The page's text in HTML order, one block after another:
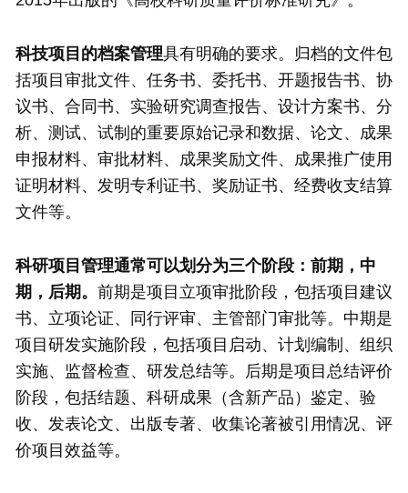
科技项目的档案管理具有明确的要求。归档的文件包
括项目审批文件、任务书、委托书、开题报告书、协
议书、合同书、实验研究调查报告、设计方案书、分
析、测试、试制的重要原始记录和数据、论文、成果
申报材料、审批材料、成果奖励文件、成果推广使用
证明材料、发明专利证书、奖励证书、经费收支结算
文件等。
科研项目管理通常可以划分为三个阶段：前期，中
期，后期。 前期是项目立项审批阶段，包括项目建议
书、立项论证、同行评审、主管部门审批等。中期是
项目研发实施阶段，包括项目启动、计划编制、组织
实施、监督检查、研发总结等。后期是项目总结评价
阶段，包括结题、科研成果（含新产品）鉴定、验
收、发表论文、出版专著、收集论著被引用情况、评
价项目效益等。